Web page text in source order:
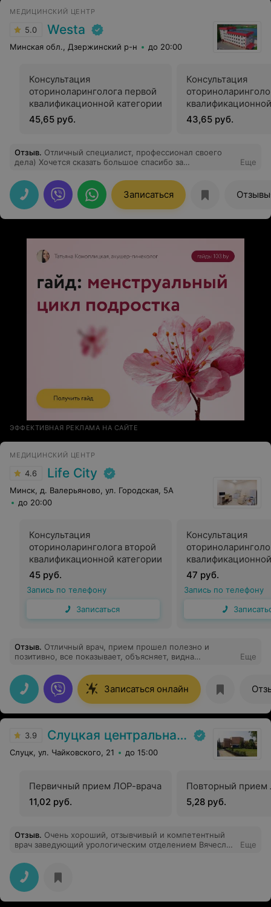
своих пациентов- здоровым и добрым!!! Всем его
рекомендуем!!!
МЕДИЦИНСКИЙ ЦЕНТР
5.0 Westa
Минская обл., Дзержинский р-н до 20:00
Консультация
оториноларинголога первой
квалификационной категории
45,65 руб.
Консультация
43,65 руб.
Отзыв. Отличный специалист, профессионал своего
дела) Хочется сказать большое спасибо за
задачу. Практически наш семейный доктор)),
Еще
Записаться Отзывы
ЭФФЕКТИВНАЯ РЕКЛАМА НА САЙТЕ
МЕДИЦИНСКИЙ ЦЕНТР
4.6 Life City
Минск, д. Валерьяново, ул. Городская, 5А
до 20:00
Консультация
оториноларинголога второй
квалификационной категории
45 руб.
Запись по телефону
Записаться
Консультация
47 руб.
Запись по телефону
Отзыв. Отличный врач, прием прошел полезно и
позитивно, все показывает, объясняет, видна
Еще
Записаться онлайн
3.9 Слуцкая центральная районная больница
Слуцк, ул. Чайковского, 21 до 15:00
Первичный прием ЛОР-врача
11,02 руб.
Повторный прием
5,28 руб.
Отзыв. Очень хороший, отзывчивый и компетентный
врач заведующий урологическим отделением Вячеслав
которых он лечит. Все сотрудники доброжелательные,
внимательные.
Еще